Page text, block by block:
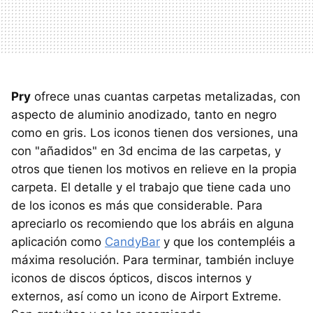
Pry ofrece unas cuantas carpetas metalizadas, con
aspecto de aluminio anodizado, tanto en negro
como en gris. Los iconos tienen dos versiones, una
con "añadidos" en 3d encima de las carpetas, y
otros que tienen los motivos en relieve en la propia
carpeta. El detalle y el trabajo que tiene cada uno
de los iconos es más que considerable. Para
apreciarlo os recomiendo que los abráis en alguna
aplicación como CandyBar y que los contempléis a
máxima resolución. Para terminar, también incluye
iconos de discos ópticos, discos internos y
externos, así como un icono de Airport Extreme.